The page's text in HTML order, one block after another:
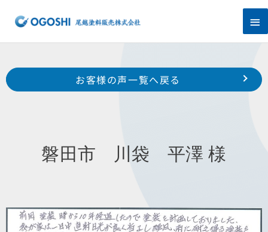
ス
プ
メ
イ
ン
メ
Prev
浜松市 南区 若林町 U 様
南区 米津町 落合 様
お客様の声一覧へ戻る
磐田市 川袋 平澤 様